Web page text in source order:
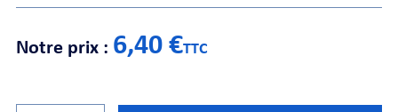
Notre prix : 6,40 €TTC